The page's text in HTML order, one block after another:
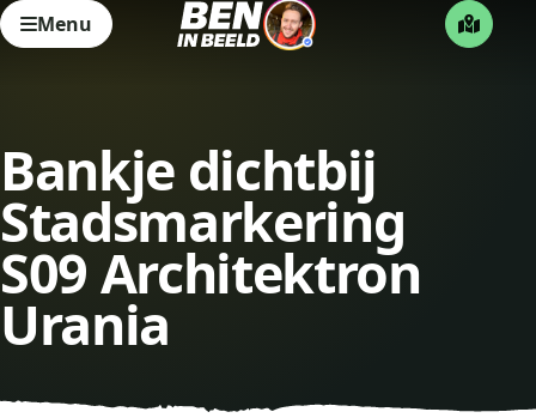
Menu
Bankje dichtbij
Stadsmarkering
S09 Architektron
Urania